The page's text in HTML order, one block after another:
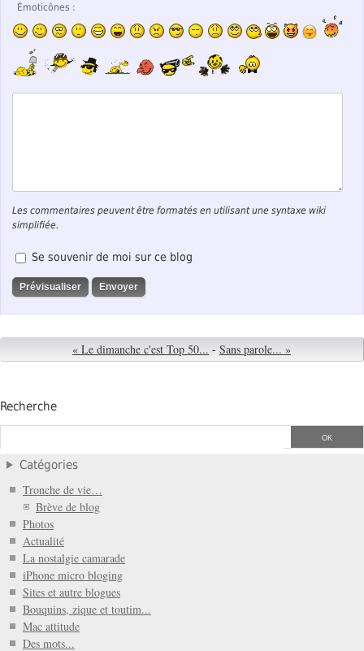
Émoticônes :
Les commentaires peuvent être formatés en utilisant une syntaxe wiki
simplifiée.
Se souvenir de moi sur ce blog
« Le dimanche c'est Top 50... - Sans parole... »
Recherche
Catégories
Tronche de vie…
Brève de blog
Photos
Actualité
La nostalgie camarade
iPhone micro bloging
Sites et autre blogues
Bouquins, zique et toutim...
Mac attitude
Des mots...